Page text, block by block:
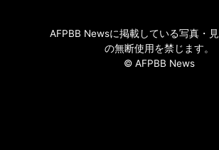
AFPBB Newsに掲載している写真・
の無断使用を禁じます。
© AFPBB News